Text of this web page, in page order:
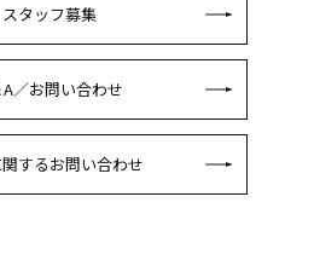
スタッフ募集
／お問い合わせ
するお問い合わせ